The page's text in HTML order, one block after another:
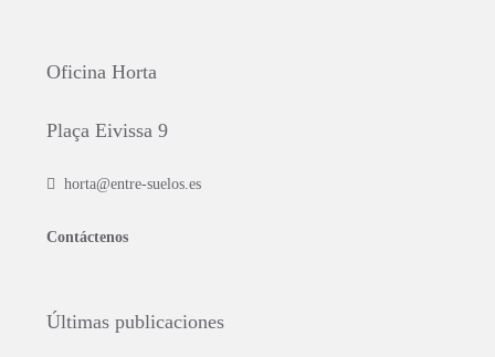
Oficina Horta
Plaça Eivissa 9
horta@entre-suelos.es
Contáctenos
Últimas publicaciones